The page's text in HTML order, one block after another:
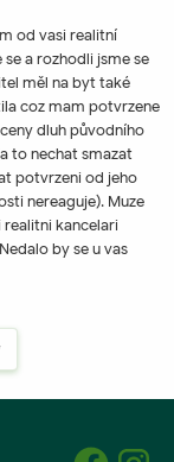
od vasi realitní
a rozhodli jsme se
měl na byt také
coz mam potvrzene
dluh původního
to nechat smazat
potvrzeni od jeho
nereaguje). Muze
kancelari
by se u vas